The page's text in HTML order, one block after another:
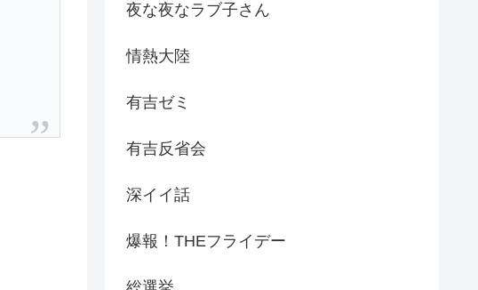
夜な夜なラブ子さん
情熱大陸
有吉ゼミ
有吉反省会
深イイ話
爆報！THEフライデー